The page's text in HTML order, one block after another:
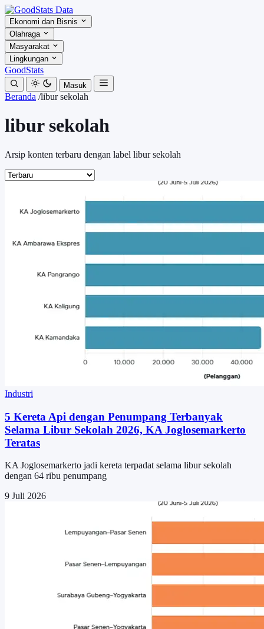
Ekonomi dan Bisnis
Olahraga
Masyarakat
Lingkungan
GoodStats
Masuk
Beranda /libur sekolah
libur sekolah
Arsip konten terbaru dengan label libur sekolah
Industri
5 Kereta Api dengan Penumpang Terbanyak
Selama Libur Sekolah 2026, KA Joglosemarkerto
Teratas
KA Joglosemarkerto jadi kereta terpadat selama libur sekolah
dengan 64 ribu penumpang
9 Juli 2026